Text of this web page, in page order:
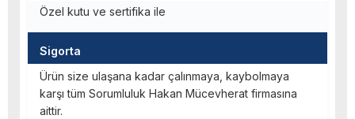
Özel kutu ve sertifika ile
Sigorta
Ürün size ulaşana kadar çalınmaya, kaybolmaya
karşı tüm Sorumluluk Hakan Mücevherat firmasına
aittir.